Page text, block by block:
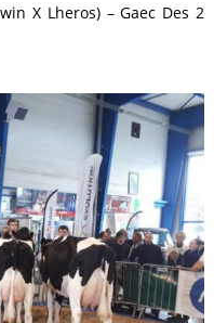
X Lheros) – Gaec Des 2